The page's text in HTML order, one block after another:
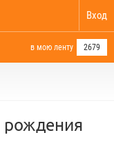
Вход
в мою ленту 2679
рождения